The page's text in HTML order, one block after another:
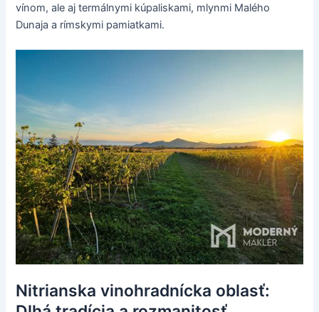
vínom, ale aj termálnymi kúpaliskami, mlynmi Malého
Dunaja a rímskymi pamiatkami.
Nitrianska vinohradnícka oblasť: